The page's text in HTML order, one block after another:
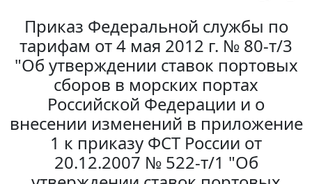
Приказ Федеральной службы по
тарифам от 4 мая 2012 г. № 80-т/3
"Об утверждении ставок портовых
сборов в морских портах
Российской Федерации и о
внесении изменений в приложение
1 к приказу ФСТ России от
20.12.2007 № 522-т/1 "Об